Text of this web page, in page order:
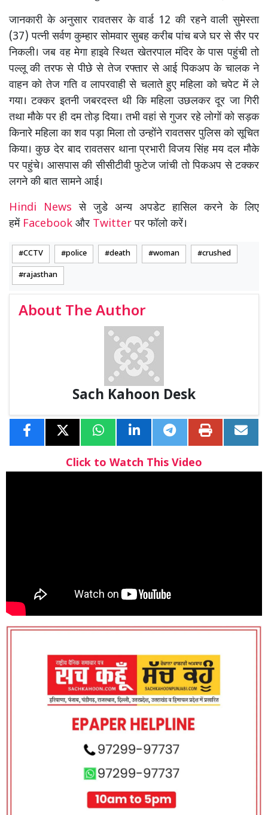
जानकारी के अनुसार रावतसर के वार्ड 12 की रहने वाली सुमेस्ता
(37) पत्नी सर्वण कुम्हार सोमवार सुबह करीब पांच बजे घर से सैर पर
निकली। जब वह मेगा हाइवे स्थित खेतरपाल मंदिर के पास पहुंची तो
पल्लू की तरफ से पीछे से तेज रफ्तार से आई पिकअप के चालक ने
वाहन को तेज गति व लापरवाही से चलाते हुए महिला को चपेट में ले
गया। टक्कर इतनी जबरदस्त थी कि महिला उछलकर दूर जा गिरी
तथा मौके पर ही दम तोड़ दिया। तभी वहां से गुजर रहे लोगों को सड़क
किनारे महिला का शव पड़ा मिला तो उन्होंने रावतसर पुलिस को सूचित
किया। कुछ देर बाद रावतसर थाना प्रभारी विजय सिंह मय दल मौके
पर पहुंचे। आसपास की सीसीटीवी फुटेज जांची तो पिकअप से टक्कर
लगने की बात सामने आई।
Hindi Newsसे जुडे अन्य अपडेट हासिल करने के लिए
हमें Facebook और Twitterपर फॉलो करें।
CCTV police death woman crushed
rajasthan
About The Author
Sach Kahoon Desk
Click to Watch This Video